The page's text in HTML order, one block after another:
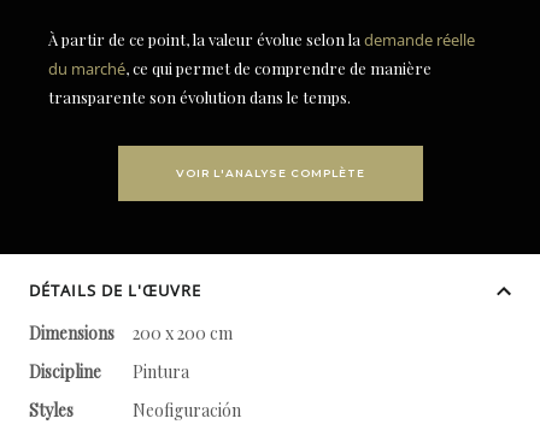
À partir de ce point, la valeur évolue selon la demande réelle
du marché, ce qui permet de comprendre de manière
transparente son évolution dans le temps.
VOIR L'ANALYSE COMPLÈTE
DÉTAILS DE L'ŒUVRE
Dimensions
200 x 200 cm
Discipline
Pintura
Styles
Neofiguración